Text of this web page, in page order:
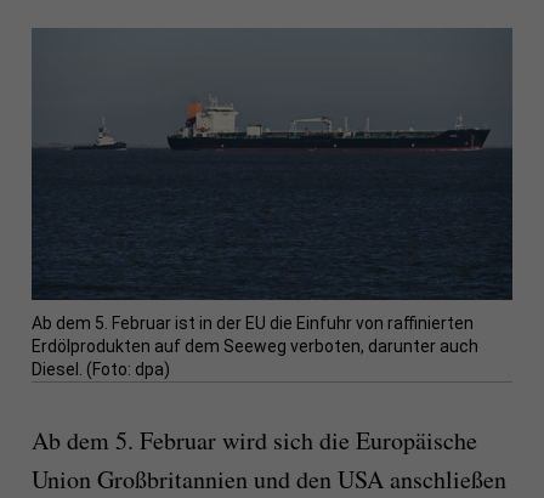
Ab dem 5. Februar ist in der EU die Einfuhr von raffinierten
Erdölprodukten auf dem Seeweg verboten, darunter auch
Diesel. (Foto: dpa)
Ab dem 5. Februar wird sich die Europäische
Union Großbritannien und den USA anschließen